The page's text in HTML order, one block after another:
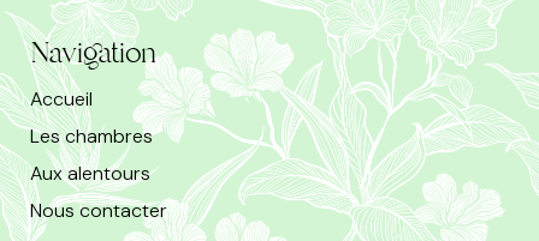
Navigation
Accueil
Les chambres
Aux alentours
Nous contacter